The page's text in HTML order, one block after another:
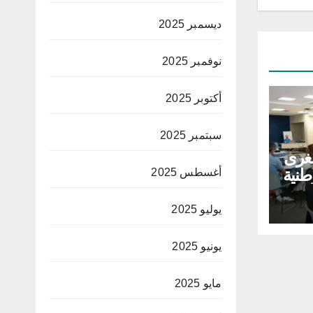
ديسمبر 2025
نوفمبر 2025
أكتوبر 2025
سبتمبر 2025
أغسطس 2025
يوليو 2025
يونيو 2025
مايو 2025